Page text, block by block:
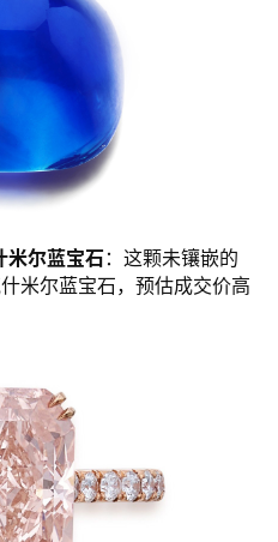
米尔蓝宝石 ：这颗未镶嵌的
米尔蓝宝石，预估成交价高